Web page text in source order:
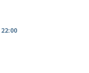
22:00